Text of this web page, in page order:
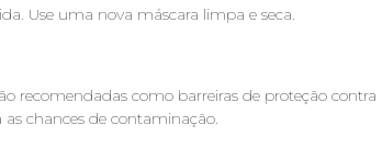
Use uma nova máscara limpa e seca.
recomendadas como barreiras de proteção contra
chances de contaminação.